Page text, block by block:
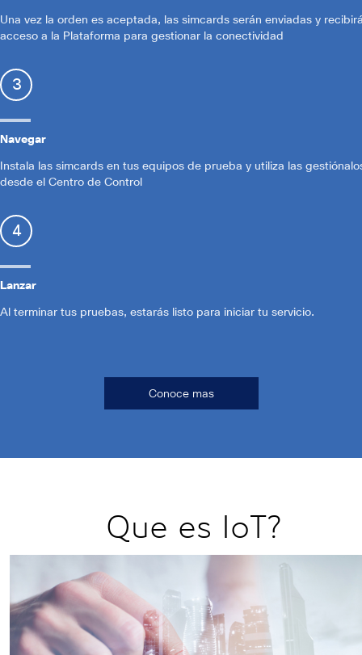
Una vez la orden es aceptada, las simcards serán enviadas y
acceso a la Plataforma para gestionar la conectividad
3
Navegar
Instala las simcards en tus equipos de prueba y utiliza las
desde el Centro de Control
4
Lanzar
Al terminar tus pruebas, estarás listo para iniciar tu servicio.
Conoce mas
Que es IoT?